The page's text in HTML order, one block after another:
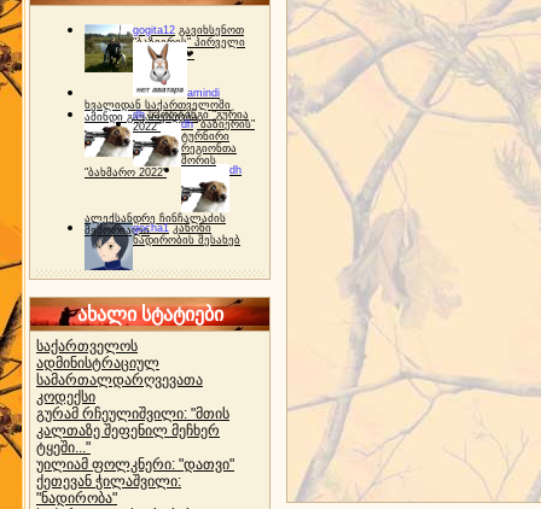
gogita12 გავიხსენოთ
"ბაზიერის" პირველი
ტურნირი ❤
amindi
ხვალიდან საქართველოში
ამინდი გაუარესდება
dh სპორტინგი "გურია
2022"
dh "ბაზიერის"
ტურნირი
რეგიონთა
შორის
"ბახმარო 2022"
dh
ალექსანდრე ჩინჩალაძის
მემორიალიgocha1 კანონი
ნადირობის შესახებ
ახალი სტატიები
საქართველოს
ადმინისტრაციულ
სამართალდარღვევათა
კოდექსი
გურამ რჩეულიშვილი: "მთის
კალთაზე შეფენილ მეჩხერ
ტყეში..."
უილიამ ფოლკნერი: "დათვი"
ქეთევან ჭილაშვილი:
"ნადირობა"